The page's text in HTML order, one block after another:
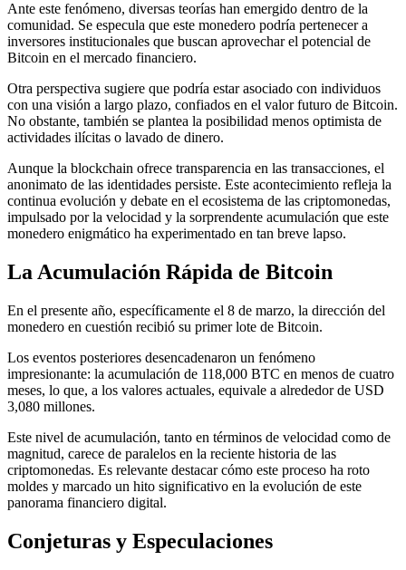
Ante este fenómeno, diversas teorías han emergido dentro de la
comunidad. Se especula que este monedero podría pertenecer a
inversores institucionales que buscan aprovechar el potencial de
Bitcoin en el mercado financiero.
Otra perspectiva sugiere que podría estar asociado con individuos
con una visión a largo plazo, confiados en el valor futuro de Bitcoin.
No obstante, también se plantea la posibilidad menos optimista de
actividades ilícitas o lavado de dinero.
Aunque la blockchain ofrece transparencia en las transacciones, el
anonimato de las identidades persiste. Este acontecimiento refleja la
continua evolución y debate en el ecosistema de las criptomonedas,
impulsado por la velocidad y la sorprendente acumulación que este
monedero enigmático ha experimentado en tan breve lapso.
La Acumulación Rápida de Bitcoin
En el presente año, específicamente el 8 de marzo, la dirección del
monedero en cuestión recibió su primer lote de Bitcoin.
Los eventos posteriores desencadenaron un fenómeno
impresionante: la acumulación de 118,000 BTC en menos de cuatro
meses, lo que, a los valores actuales, equivale a alrededor de USD
3,080 millones.
Este nivel de acumulación, tanto en términos de velocidad como de
magnitud, carece de paralelos en la reciente historia de las
criptomonedas. Es relevante destacar cómo este proceso ha roto
moldes y marcado un hito significativo en la evolución de este
panorama financiero digital.
Conjeturas y Especulaciones